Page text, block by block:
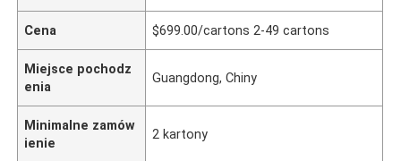
Cena $699.00/cartons 2-49 cartons
Miejsce pochodz
enia
Guangdong, Chiny
Minimalne zamów
ienie
2 kartony